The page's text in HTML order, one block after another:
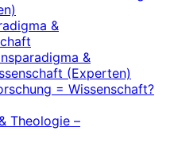
&
&
(Experten)
= Wissenschaft?
Theologie –